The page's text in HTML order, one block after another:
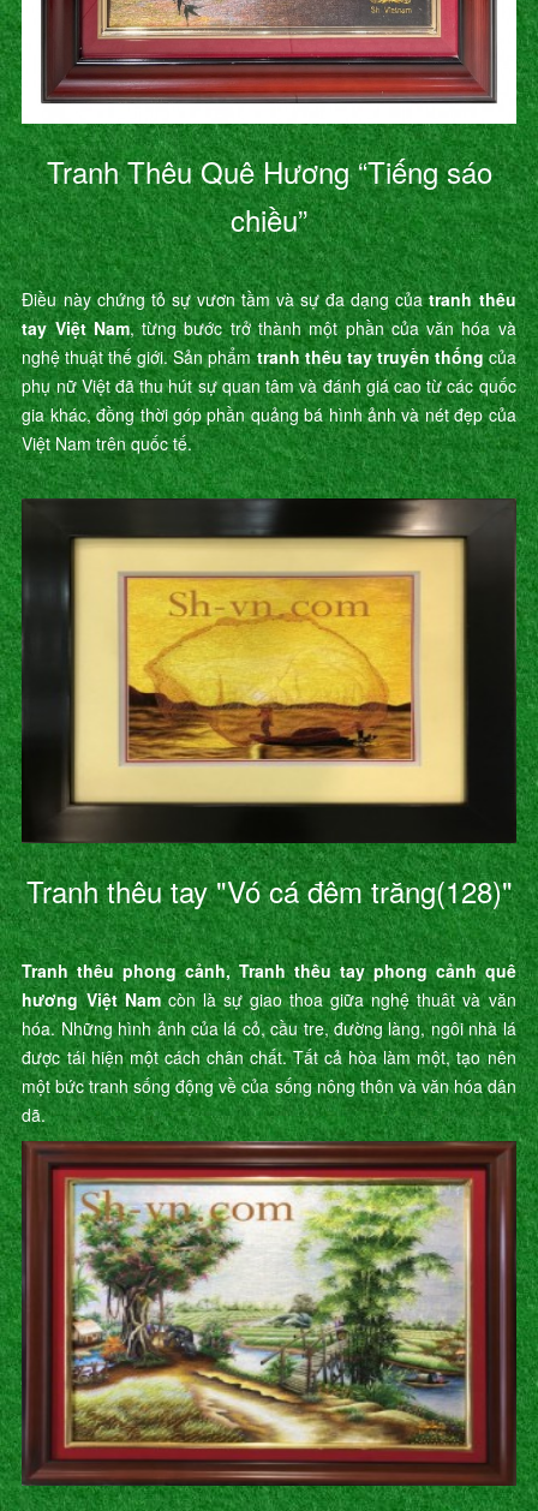
Tranh Thêu Quê Hương “Tiếng sáo
chiều”
Điều này chứng tỏ sự vươn tầm và sự đa dạng củatranh thêu
tay Việt Nam, từng bước trở thành một phần của văn hóa và
nghệ thuật thế giới. Sản phẩmtranh thêu tay truyền thống của
phụ nữ Việt đã thu hút sự quan tâm và đánh giá cao từ các quốc
gia khác, đồng thời góp phần quảng bá hình ảnh và nét đẹp của
Việt Nam trên quốc tế.
Tranh thêu tay "Vó cá đêm trăng(128)"
Tranh thêu phong cảnh, Tranh thêu tay phong cảnh quê
hương Việt Namcòn là sự giao thoa giữa nghệ thuât và văn
hóa. Những hình ảnh của lá cỏ, cầu tre, đường làng, ngôi nhà lá
được tái hiện một cách chân chất. Tất cả hòa làm một, tạo nên
một bức tranh sống động về của sống nông thôn và văn hóa dân
dã.